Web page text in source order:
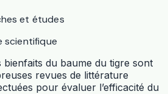
et études
scientifique
du baume du tigre sont
revues de littérature
pour évaluer l’efficacité du